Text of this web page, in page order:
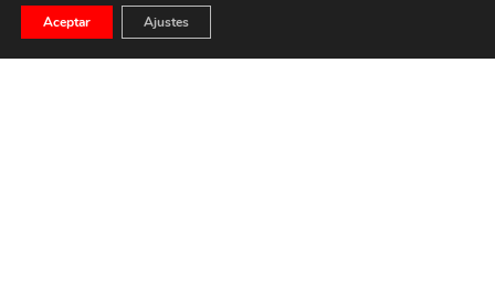
Aceptar Ajustes